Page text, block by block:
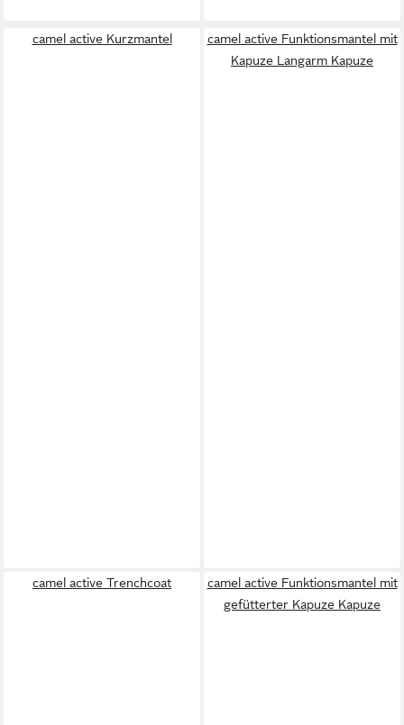
camel active Kurzmantel
camel active Funktionsmantel mit
Kapuze Langarm Kapuze
camel active Trenchcoat
camel active Funktionsmantel mit
gefütterter Kapuze Kapuze